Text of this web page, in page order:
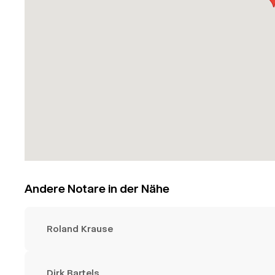
Andere Notare in der Nähe
Roland Krause